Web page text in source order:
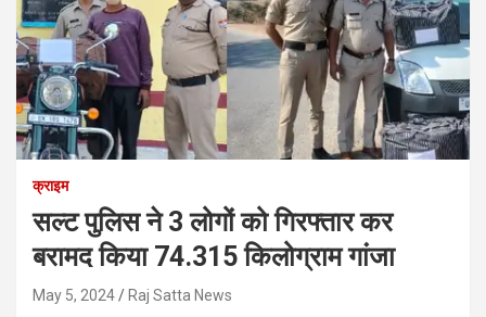
क्राइम
सल्ट पुलिस ने 3 लोगों को गिरफ्तार कर
बरामद किया 74.315 किलोग्राम गांजा
May 5, 2024 Raj Satta News